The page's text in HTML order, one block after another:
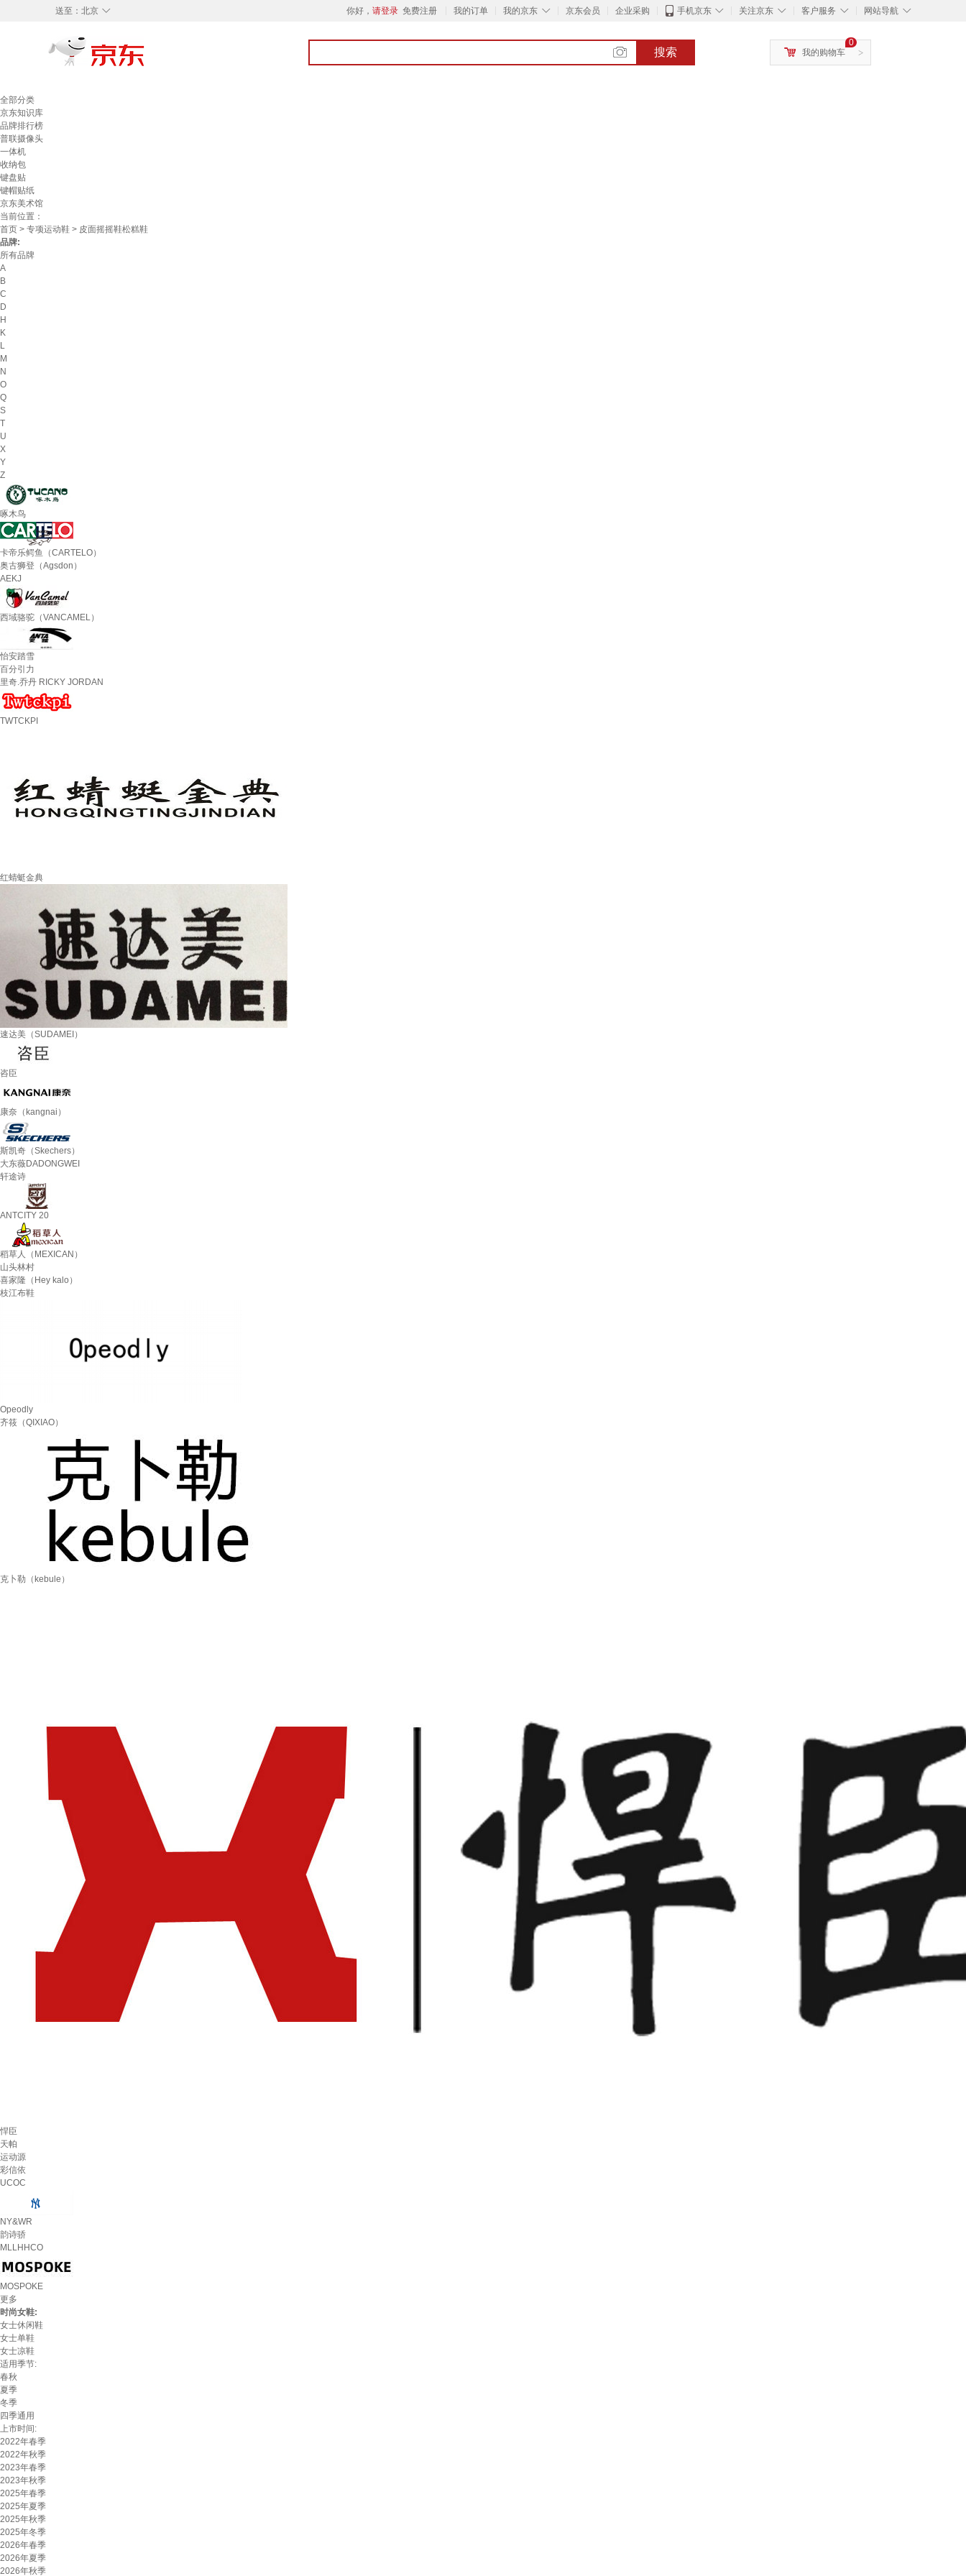
◇
送至： 北京 你好， 请登录 免费注册 我的订单 ◇
我的京东 京东会员 企业采购 ◇
手机京东 ◇
关注京东 ◇
客户服务 ◇
网站导航
搜索 >
0
我的购物车
全部分类
京东知识库
品牌排行榜
普联摄像头
一体机
收纳包
键盘贴
键帽贴纸
京东美术馆
当前位置：
首页 > 专项运动鞋 > 皮面摇摇鞋松糕鞋
品牌:
所有品牌
A
B
C
D
H
K
L
M
N
O
Q
S
T
U
X
Y
Z
啄木鸟
卡帝乐鳄鱼（CARTELO）
奥古狮登（Agsdon）
AEKJ
西域骆驼（VANCAMEL）
怡安踏雪
百分引力
里奇.乔丹 RICKY JORDAN
TWTCKPI
红蜻蜓金典
速达美（SUDAMEI）
咨臣
康奈（kangnai）
斯凯奇（Skechers）
大东薇DADONGWEI
轩途诗
ANTCITY 20
稻草人（MEXICAN）
山头林村
喜家隆（Hey kalo）
枝江布鞋
Opeodly
齐筱（QIXIAO）
克卜勒（kebule）
悍臣
天帕
运动源
彩信依
UCOC
NY&WR
韵诗骄
MLLHHCO
MOSPOKE
更多
时尚女鞋:
女士休闲鞋
女士单鞋
女士凉鞋
适用季节:
春秋
夏季
冬季
四季通用
上市时间:
2022年春季
2022年秋季
2023年春季
2023年秋季
2025年春季
2025年夏季
2025年秋季
2025年冬季
2026年春季
2026年夏季
2026年秋季